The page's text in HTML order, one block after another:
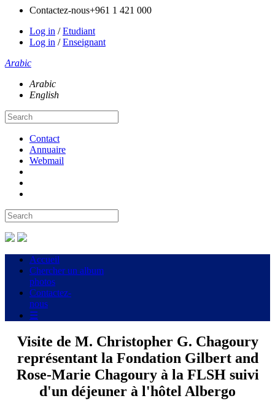
Contactez-nous+961 1 421 000
Log in /Etudiant
Log in /Enseignant
Arabic
Arabic
English
Contact
Annuaire
Webmail
Accueil
Chercher un album
photos
Contactez-
nous
☰
Visite de M. Christopher G. Chagoury
représentant la Fondation Gilbert and
Rose-Marie Chagoury à la FLSH suivi
d'un déjeuner à l'hôtel Albergo